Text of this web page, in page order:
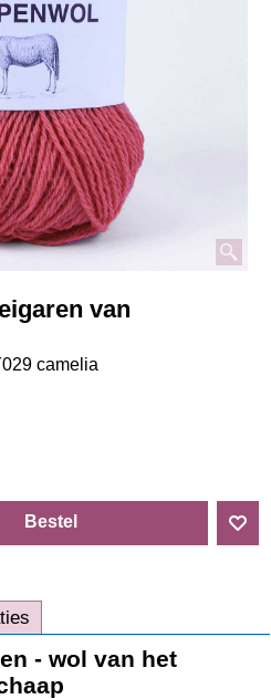
van
camelia
Bestel
- wol van het